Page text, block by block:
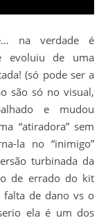
na verdade é
evoluiu de uma
(só pode ser a
são só no visual,
e mudou
“atiradora” sem
la no “inimigo”
turbinada da
de errado do kit
falta de dano vs o
ela é um dos